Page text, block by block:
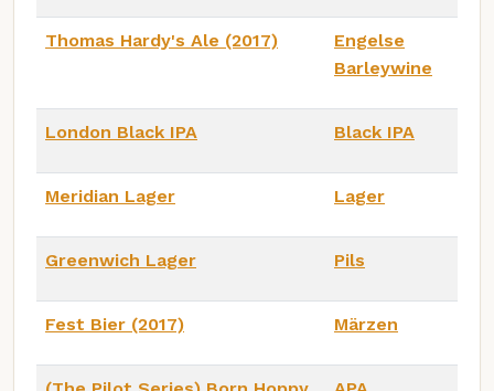
Thomas Hardy's Ale (2017)
Engelse
Barleywine
London Black IPA Black IPA
Meridian Lager Lager
Greenwich Lager Pils
Fest Bier (2017) Märzen